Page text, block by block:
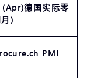
德国实际零
)
PMI